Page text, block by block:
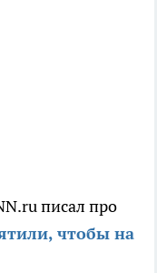
писал про
чтобы на